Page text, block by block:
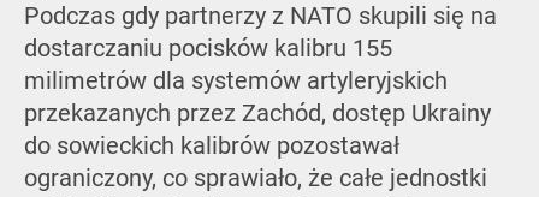
Podczas gdy partnerzy z NATO skupili się na
dostarczaniu pocisków kalibru 155
milimetrów dla systemów artyleryjskich
przekazanych przez Zachód, dostęp Ukrainy
do sowieckich kalibrów pozostawał
ograniczony, co sprawiało, że całe jednostki